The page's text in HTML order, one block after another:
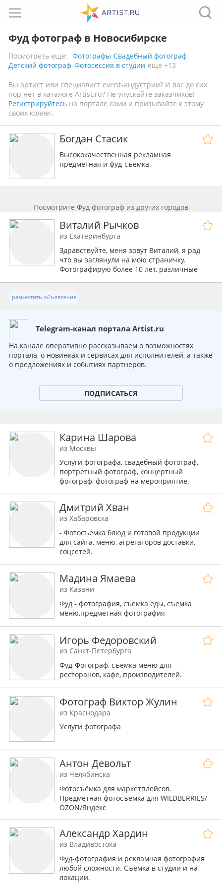
Фуд фотограф в Новосибирске
Посмотреть еще: Фотографы Свадебный фотограф
Детский фотограф Фотосессия в студии еще +13
Вы артист или специалист event-индустрии? И вас до сих
пор нет в каталоге Artist.ru? Не упускайте заказчиков!
Регистрируйтесь на портале сами и призывайте к этому
своих коллег.
Богдан Стасик
Высококачественная рекламная
предметная и фуд-съёмка.
Посмотрите Фуд фотограф из других городов
Виталий Рычков
из Екатеринбурга
Здравствуйте, меня зовут Виталий, я рад
что вы заглянули на мою страничку.
Фотографирую более 10 лет, различные
разместить объявление
Telegram-канал портала Artist.ru
На канале оперативно рассказываем о возможностях
портала, о новинках и сервисах для исполнителей, а также
о предложениях и событиях партнеров.
ПОДПИСАТЬСЯ
Карина Шарова
из Москвы
Услуги фотографа, свадебный фотограф,
портретный фотограф, концертный
фотограф, фотограф на мероприятие.
Дмитрий Хван
из Хабаровска
- Фотосъемка блюд и готовой продукции
для сайта, меню, агрегаторов доставки,
соцсетей.
каталогов.
Мадина Ямаева
из Казани
Фуд - фотография, съемка еды, съемка
меню,предметная фотография
Игорь Федоровский
из Санкт-Петербурга
Фуд-Фотограф, съемка меню для
ресторанов, кафе, производителей.
Фотограф Виктор Жулин
из Краснодара
Услуги фотографа
Антон Девольт
из Челябинска
Фотосъёмка для маркетплейсов.
Прeдмeтнaя фoтoсъёмкa для WILDВЕRRIЕS/
ОZON/Яндекc
Александр Хардин
из Владивостока
Фуд-фотография и рекламная фотография
любой сложности. Съемка в студии и на
локации.